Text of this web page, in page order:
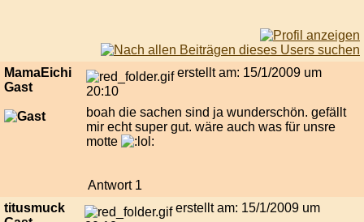
MamaEichi
Gast
erstellt am: 15/1/2009 um
20:10
boah die sachen sind ja wunderschön. gefällt
mir echt super gut. wäre auch was für unsre
motte
Antwort 1
titusmuck
erstellt am: 15/1/2009 um